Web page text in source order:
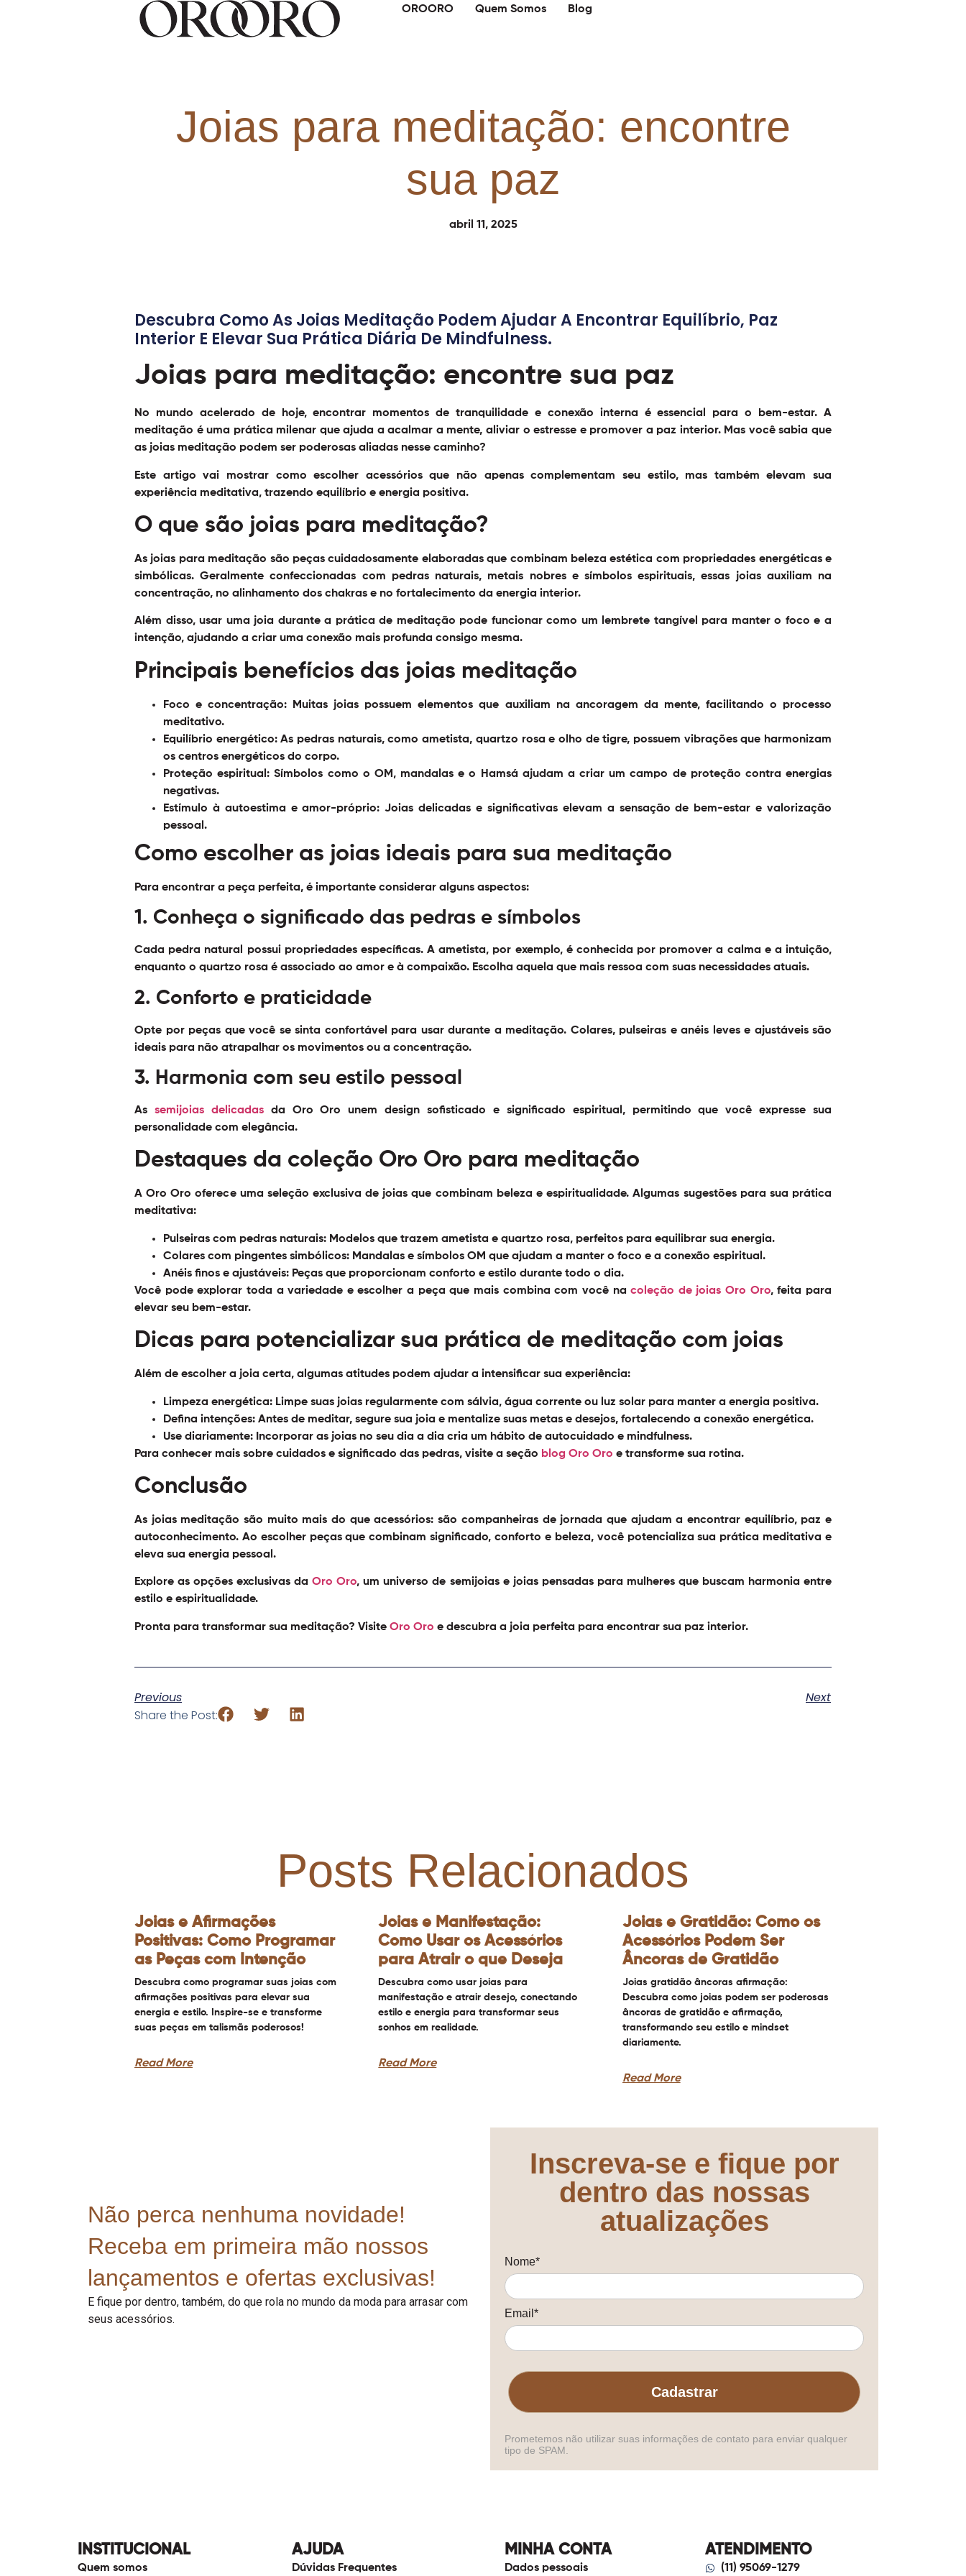
OROORO Quem Somos Blog
Joias para meditação: encontre
sua paz
abril 11, 2025
Descubra Como As Joias Meditação Podem Ajudar A Encontrar Equilíbrio, Paz
Interior E Elevar Sua Prática Diária De Mindfulness.
Joias para meditação: encontre sua paz
No mundo acelerado de hoje, encontrar momentos de tranquilidade e conexão interna é essencial para o bem-estar. A
meditação é uma prática milenar que ajuda a acalmar a mente, aliviar o estresse e promover a paz interior. Mas você sabia que
as joias meditação podem ser poderosas aliadas nesse caminho?
Este artigo vai mostrar como escolher acessórios que não apenas complementam seu estilo, mas também elevam sua
experiência meditativa, trazendo equilíbrio e energia positiva.
O que são joias para meditação?
As joias para meditação são peças cuidadosamente elaboradas que combinam beleza estética com propriedades energéticas e
simbólicas. Geralmente confeccionadas com pedras naturais, metais nobres e símbolos espirituais, essas joias auxiliam na
concentração, no alinhamento dos chakras e no fortalecimento da energia interior.
Além disso, usar uma joia durante a prática de meditação pode funcionar como um lembrete tangível para manter o foco e a
intenção, ajudando a criar uma conexão mais profunda consigo mesma.
Principais benefícios das joias meditação
Foco e concentração: Muitas joias possuem elementos que auxiliam na ancoragem da mente, facilitando o processo
meditativo.
Equilíbrio energético:As pedras naturais, como ametista, quartzo rosa e olho de tigre, possuem vibrações que harmonizam
os centros energéticos do corpo.
Proteção espiritual: Símbolos como o OM, mandalas e o Hamsá ajudam a criar um campo de proteção contra energias
negativas.
Estímulo à autoestima e amor-próprio: Joias delicadas e significativas elevam a sensação de bem-estar e valorização
pessoal.
Como escolher as joias ideais para sua meditação
Para encontrar a peça perfeita, é importante considerar alguns aspectos:
1. Conheça o significado das pedras e símbolos
Cada pedra natural possui propriedades específicas. A ametista, por exemplo, é conhecida por promover a calma e a intuição,
enquanto o quartzo rosa é associado ao amor e à compaixão. Escolha aquela que mais ressoa com suas necessidades atuais.
2. Conforto e praticidade
Opte por peças que você se sinta confortável para usar durante a meditação. Colares, pulseiras e anéis leves e ajustáveis são
ideais para não atrapalhar os movimentos ou a concentração.
3. Harmonia com seu estilo pessoal
As semijoias delicadasda Oro Oro unem design sofisticado e significado espiritual, permitindo que você expresse sua
personalidade com elegância.
Destaques da coleção Oro Oro para meditação
A Oro Oro oferece uma seleção exclusiva de joias que combinam beleza e espiritualidade. Algumas sugestões para sua prática
meditativa:
Pulseiras com pedras naturais: Modelos que trazem ametista e quartzo rosa, perfeitos para equilibrar sua energia.
Colares com pingentes simbólicos: Mandalas e símbolos OM que ajudam a manter o foco e a conexão espiritual.
Anéis finos e ajustáveis: Peças que proporcionam conforto e estilo durante todo o dia.
Você pode explorar toda a variedade e escolher a peça que mais combina com você nacoleção de joias Oro Oro, feita para
elevar seu bem-estar.
Dicas para potencializar sua prática de meditação com joias
Além de escolher a joia certa, algumas atitudes podem ajudar a intensificar sua experiência:
Limpeza energética: Limpe suas joias regularmente com sálvia, água corrente ou luz solar para manter a energia positiva.
Defina intenções: Antes de meditar, segure sua joia e mentalize suas metas e desejos, fortalecendo a conexão energética.
Use diariamente: Incorporar as joias no seu dia a dia cria um hábito de autocuidado e mindfulness.
Para conhecer mais sobre cuidados e significado das pedras, visite a seção blog Oro Oro e transforme sua rotina.
Conclusão
As joias meditação são muito mais do que acessórios: são companheiras de jornada que ajudam a encontrar equilíbrio, paz e
autoconhecimento. Ao escolher peças que combinam significado, conforto e beleza, você potencializa sua prática meditativa e
eleva sua energia pessoal.
Explore as opções exclusivas daOro Oro, um universo de semijoias e joias pensadas para mulheres que buscam harmonia entre
estilo e espiritualidade.
Pronta para transformar sua meditação? Visite Oro Oro e descubra a joia perfeita para encontrar sua paz interior.
Previous
Next
Share the Post:
Posts Relacionados
Joias e Afirmações
Positivas: Como Programar
as Peças com Intenção
Descubra como programar suas joias com
afirmações positivas para elevar sua
energia e estilo. Inspire-se e transforme
suas peças em talismãs poderosos!
Read More
Joias e Manifestação:
Como Usar os Acessórios
para Atrair o que Deseja
Descubra como usar joias para
manifestação e atrair desejo, conectando
estilo e energia para transformar seus
sonhos em realidade.
Read More
Joias e Gratidão: Como os
Acessórios Podem Ser
Âncoras de Gratidão
Joias gratidão âncoras afirmação:
Descubra como joias podem ser poderosas
âncoras de gratidão e afirmação,
transformando seu estilo e mindset
diariamente.
Read More
Não perca nenhuma novidade!
Receba em primeira mão nossos
lançamentos e ofertas exclusivas!
E fique por dentro, também, do que rola no mundo da moda para arrasar com
seus acessórios.
Inscreva-se e fique por
dentro das nossas
atualizações
Nome*
Email*
Cadastrar
Prometemos não utilizar suas informações de contato para enviar qualquer
tipo de SPAM.
INSTITUCIONAL
Quem somos
AJUDA
Dúvidas Frequentes
MINHA CONTA
Dados pessoais
ATENDIMENTO
(11) 95069-1279